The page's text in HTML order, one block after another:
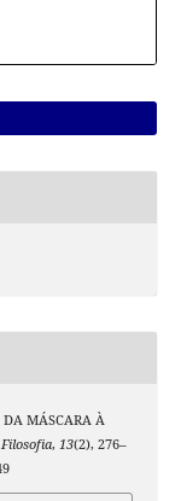
MÁSCARA À
, 13(2), 276–